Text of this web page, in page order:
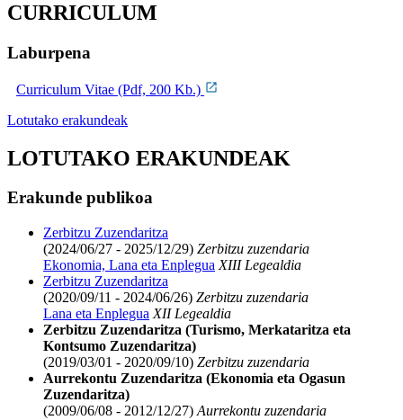
CURRICULUM
Laburpena
Curriculum Vitae (Pdf, 200 Kb.)
Lotutako erakundeak
LOTUTAKO ERAKUNDEAK
Erakunde publikoa
Zerbitzu Zuzendaritza
(2024/06/27 - 2025/12/29) Zerbitzu zuzendaria
Ekonomia, Lana eta Enplegua XIII Legealdia
Zerbitzu Zuzendaritza
(2020/09/11 - 2024/06/26) Zerbitzu zuzendaria
Lana eta Enplegua XII Legealdia
Zerbitzu Zuzendaritza (Turismo, Merkataritza eta
Kontsumo Zuzendaritza)
(2019/03/01 - 2020/09/10) Zerbitzu zuzendaria
Aurrekontu Zuzendaritza (Ekonomia eta Ogasun
Zuzendaritza)
(2009/06/08 - 2012/12/27) Aurrekontu zuzendaria